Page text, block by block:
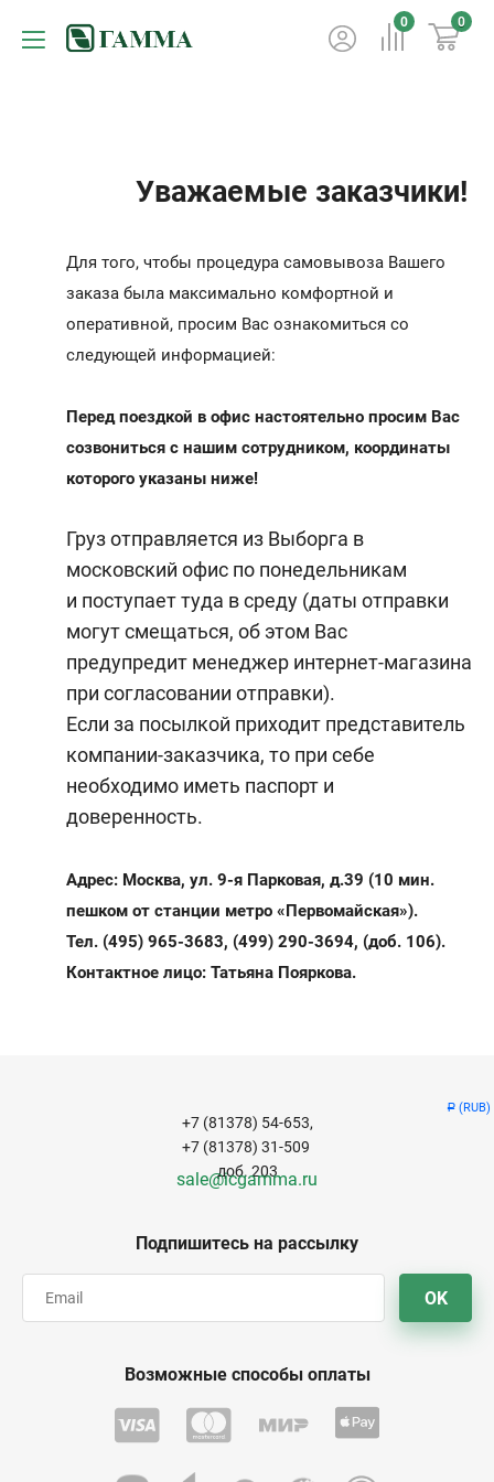
Р (RUB)
0 0
Уважаемые заказчики!
Для того, чтобы процедура самовывоза Вашего
заказа была максимально комфортной и
оперативной, просим Вас ознакомиться со
следующей информацией:
Перед поездкой в офис настоятельно просим Вас
созвониться с нашим сотрудником, координаты
которого указаны ниже!
Груз отправляется из Выборга в
московский офис по понедельникам
и поступает туда в среду (даты отправки
могут смещаться, об этом Вас
предупредит менеджер интернет-магазина
при согласовании отправки).
Если за посылкой приходит представитель
компании-заказчика, то при себе
необходимо иметь паспорт и
доверенность.
Адрес: Москва, ул. 9-я Парковая, д.39 (10 мин.
пешком от станции метро «Первомайская»).
Тел. (495) 965-3683, (499) 290-3694, (доб. 106).
Контактное лицо: Татьяна Пояркова.
Подпишитесь на рассылку
OK
+7 (81378) 54-653,
+7 (81378) 31-509
доб. 203
sale@icgamma.ru
Возможные способы оплаты